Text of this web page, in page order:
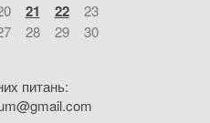
21 22
23
28 29
30
питань: